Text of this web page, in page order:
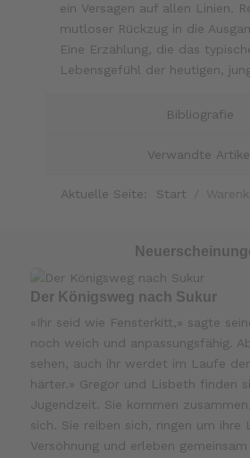
ein Versagen auf allen Linien.
mutloser Rückzug in die
Eine Erzählung, die das
Lebensgefühl der heutigen,
Bibliografie
Verwandte
Aktuelle Seite: Start
Der Königsweg nach Sukur
«Ihr seid wie Fensterkitt,» sagte
noch weich und anpassungsfähig.
sehen, auch ihr werdet im Laufe
härter.» Gregor und Lisbeth finden
Jugendzeit. Sie kommen
sich. Sie reiben sich, ringen um ihre
Versöhnung und erleben